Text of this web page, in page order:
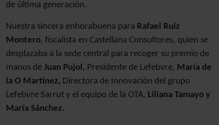
de última generación.
Nuestra sincera enhorabuena para Rafael Ruiz
Montero, fiscalista en Castellana Consultores, quien se
desplazaba a la sede central para recoger su premio de
manos de Juan Pujol, Presidente de Lefebvre, María de
la O Martínez, Directora de Innovación del grupo
Lefebvre Sarrut y el equipo de la OTA, Liliana Tamayo y
María Sánchez.